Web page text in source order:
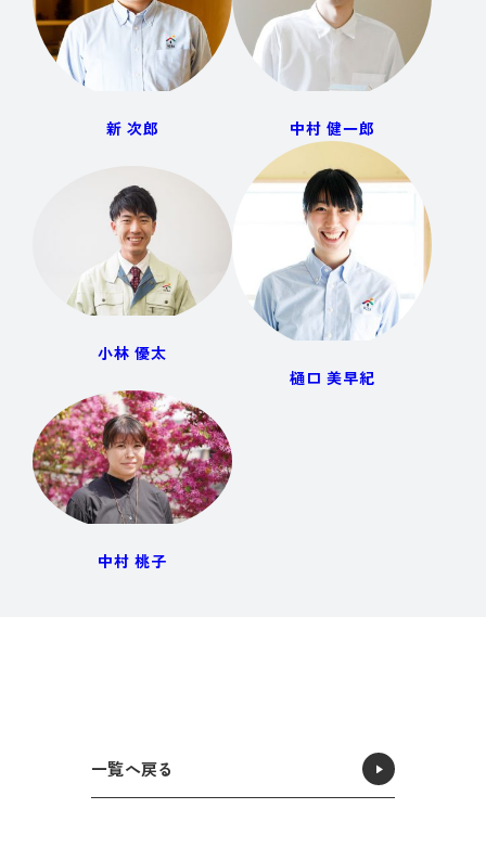
新 次郎 中村 健一郎
小林 優太
樋口 美早紀
中村 桃子
一覧へ戻る